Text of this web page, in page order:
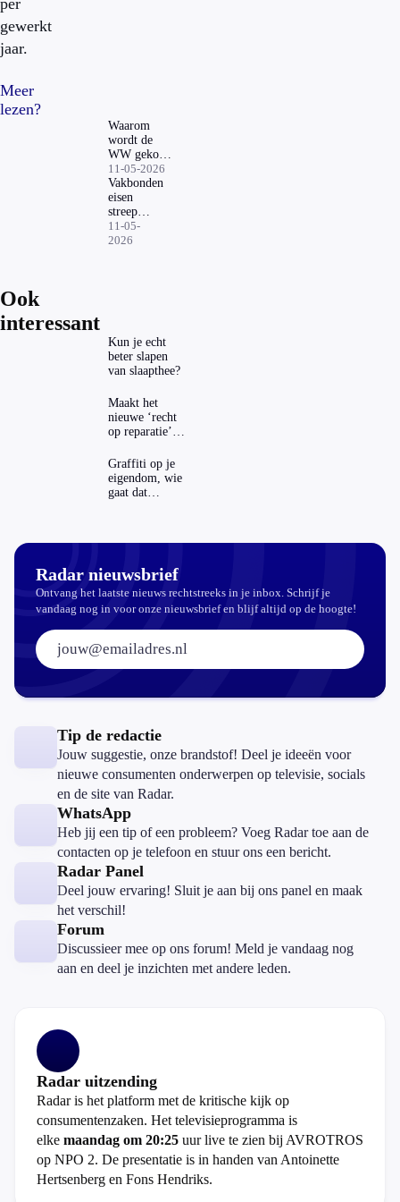
per
gewerkt
jaar.
Meer
lezen?
Waarom
wordt de
WW gekort
terwijl er
overschotten
zijn?
11-05-2026
Vakbonden
eisen
streep
door WW-
plannen:
11-05-
2026
Ook
interessant
Kun je echt
beter slapen
van slaapthee?
Maakt het
nieuwe ‘recht
op reparatie’
echt
aantrekkelijker?
Graffiti op je
eigendom, wie
gaat dat
Radar nieuwsbrief
Ontvang het laatste nieuws rechtstreeks in je inbox. Schrijf je
vandaag nog in voor onze nieuwsbrief en blijf altijd op de hoogte!
E-mailadres:
Tip de redactie
Jouw suggestie, onze brandstof! Deel je ideeën voor
nieuwe consumenten onderwerpen op televisie, socials
en de site van Radar.
WhatsApp
Heb jij een tip of een probleem? Voeg Radar toe aan de
contacten op je telefoon en stuur ons een bericht.
Radar Panel
Deel jouw ervaring! Sluit je aan bij ons panel en maak
het verschil!
Forum
Discussieer mee op ons forum! Meld je vandaag nog
aan en deel je inzichten met andere leden.
Radar uitzending
Radar is het platform met de kritische kijk op
consumentenzaken. Het televisieprogramma is
elke maandag om 20:25 uur live te zien bij AVROTROS
op NPO 2. De presentatie is in handen van Antoinette
Hertsenberg en Fons Hendriks.